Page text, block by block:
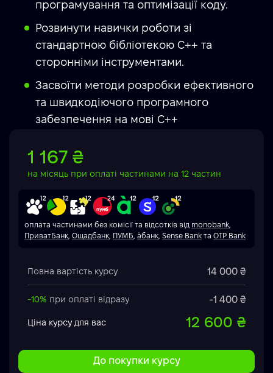
програмування та оптимізації коду.
Розвинути навички роботи зі
стандартною бібліотекою C++ та
сторонніми інструментами.
Засвоїти методи розробки ефективного
та швидкодіючого програмного
забезпечення на мові C++
1 167 ₴
на місяць при оплаті частинами на 12 частин
оплата частинами без комісії та відсотків від monobank
ПриватБанк Ощадбанк ПУМБ àбанк Sense Bank та OTP Bank
Повна вартість курсу 14 000 ₴
-10% при оплаті відразу -1 400 ₴
Ціна курсу для вас 12 600 ₴
До покупки курсу